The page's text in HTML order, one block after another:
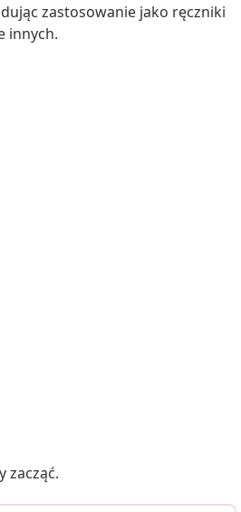
zastosowanie jako ręczniki
innych.
zacząć.